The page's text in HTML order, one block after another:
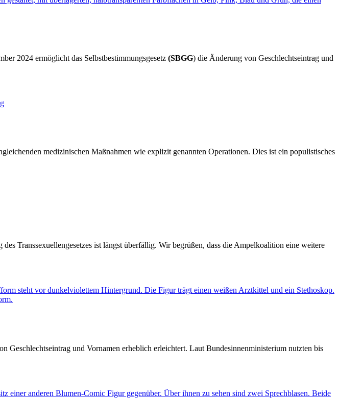
2024 ermöglicht das Selbstbestimmungsgesetz (SBGG) die Änderung von Geschlechtseintrag und
medizinischen Maßnahmen wie explizit genannten Operationen. Dies ist ein populistisches
Transsexuellengesetzes ist längst überfällig. Wir begrüßen, dass die Ampelkoalition eine weitere
Geschlechtseintrag und Vornamen erheblich erleichtert. Laut Bundesinnenministerium nutzten bis